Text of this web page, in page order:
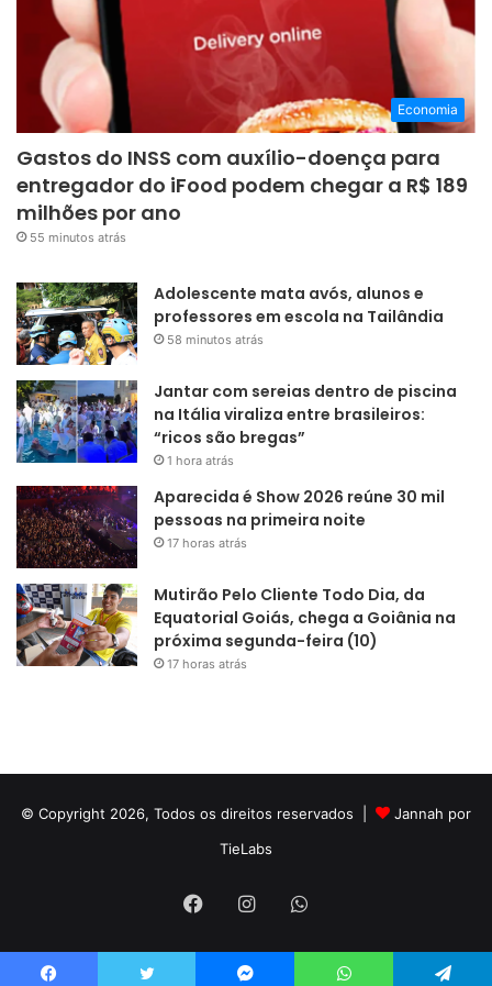
Economia
Gastos do INSS com auxílio-doença para
entregador do iFood podem chegar a R$ 189
milhões por ano
55 minutos atrás
Adolescente mata avós, alunos e
professores em escola na Tailândia
58 minutos atrás
Jantar com sereias dentro de piscina
na Itália viraliza entre brasileiros:
“ricos são bregas”
1 hora atrás
Aparecida é Show 2026 reúne 30 mil
pessoas na primeira noite
17 horas atrás
Mutirão Pelo Cliente Todo Dia, da
Equatorial Goiás, chega a Goiânia na
próxima segunda-feira (10)
17 horas atrás
© Copyright 2026, Todos os direitos reservados |
Jannah por
TieLabs
FacebookInstagramWhatsApp